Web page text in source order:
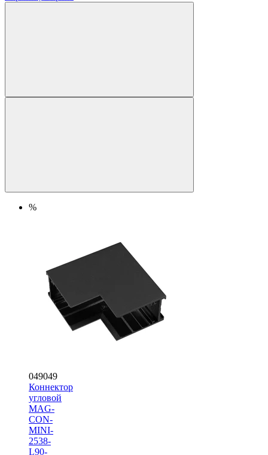
%
049049
Коннектор
угловой
MAG-
CON-
MINI-
2538-
L90-